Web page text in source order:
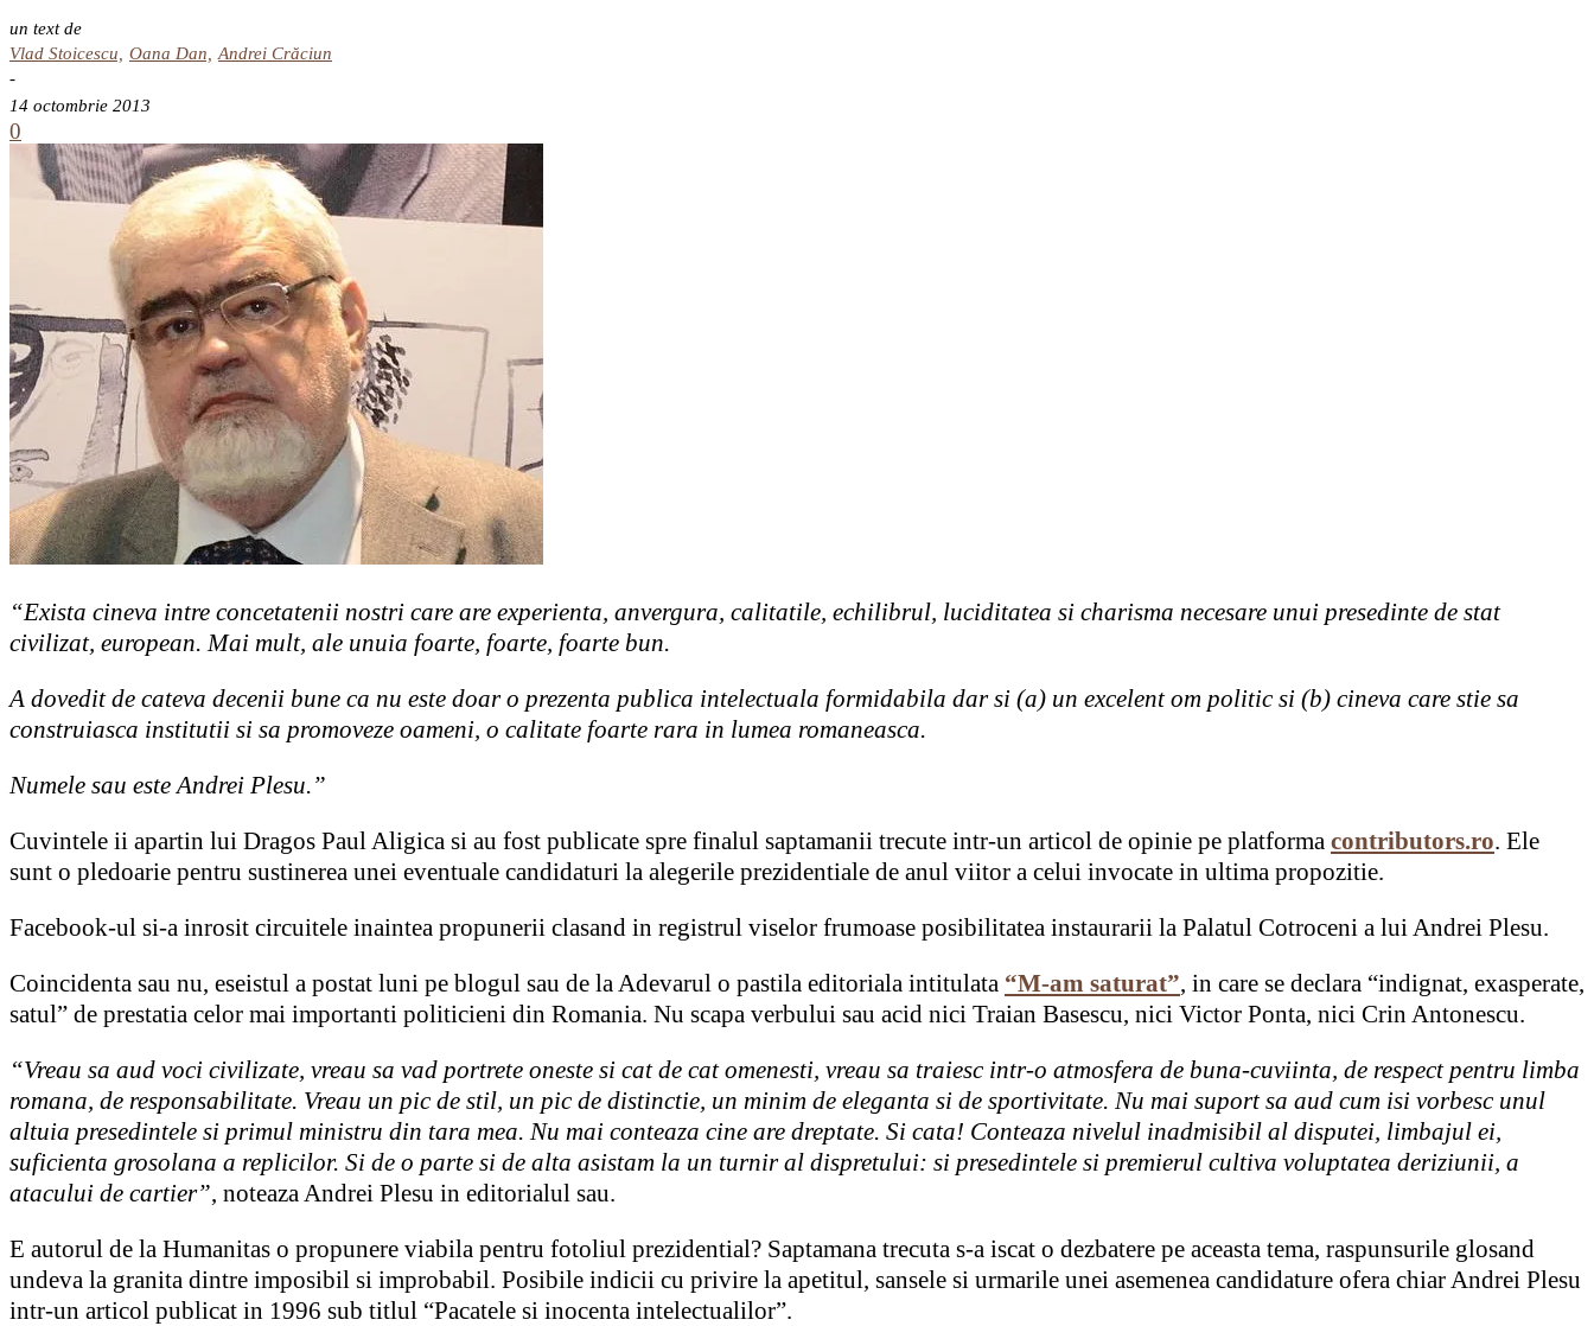
un text de
Vlad Stoicescu,
Oana Dan,
Andrei Crăciun
-
14 octombrie 2013
0
“Exista cineva intre concetatenii nostri care are experienta, anvergura, calitatile, echilibrul, luciditatea si charisma necesare unui presedinte de stat
civilizat, european. Mai mult, ale unuia foarte, foarte, foarte bun.
A dovedit de cateva decenii bune ca nu este doar o prezenta publica intelectuala formidabila dar si (a) un excelent om politic si (b) cineva care stie sa
construiasca institutii si sa promoveze oameni, o calitate foarte rara in lumea romaneasca.
Numele sau este Andrei Plesu.”
Cuvintele ii apartin lui Dragos Paul Aligica si au fost publicate spre finalul saptamanii trecute intr-un articol de opinie pe platforma contributors.ro. Ele
sunt o pledoarie pentru sustinerea unei eventuale candidaturi la alegerile prezidentiale de anul viitor a celui invocate in ultima propozitie.
Facebook-ul si-a inrosit circuitele inaintea propunerii clasand in registrul viselor frumoase posibilitatea instaurarii la Palatul Cotroceni a lui Andrei Plesu.
Coincidenta sau nu, eseistul a postat luni pe blogul sau de la Adevarul o pastila editoriala intitulata “M-am saturat”, in care se declara “indignat, exasperate,
satul” de prestatia celor mai importanti politicieni din Romania. Nu scapa verbului sau acid nici Traian Basescu, nici Victor Ponta, nici Crin Antonescu.
“Vreau sa aud voci civilizate, vreau sa vad portrete oneste si cat de cat omenesti, vreau sa traiesc intr-o atmosfera de buna-cuviinta, de respect pentru limba
romana, de responsabilitate. Vreau un pic de stil, un pic de distinctie, un minim de eleganta si de sportivitate. Nu mai suport sa aud cum isi vorbesc unul
altuia presedintele si primul ministru din tara mea. Nu mai conteaza cine are dreptate. Si cata! Conteaza nivelul inadmisibil al disputei, limbajul ei,
suficienta grosolana a replicilor. Si de o parte si de alta asistam la un turnir al dispretului: si presedintele si premierul cultiva voluptatea deriziunii, a
atacului de cartier”, noteaza Andrei Plesu in editorialul sau.
E autorul de la Humanitas o propunere viabila pentru fotoliul prezidential? Saptamana trecuta s-a iscat o dezbatere pe aceasta tema, raspunsurile glosand
undeva la granita dintre imposibil si improbabil. Posibile indicii cu privire la apetitul, sansele si urmarile unei asemenea candidature ofera chiar Andrei Plesu
intr-un articol publicat in 1996 sub titlul “Pacatele si inocenta intelectualilor”.